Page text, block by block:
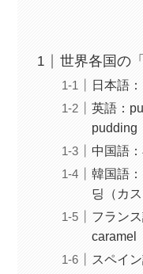
世界各国の
日本語
英語：
pudding
中国語
韓国語
딩（カ
フラン
caramel
スペイ